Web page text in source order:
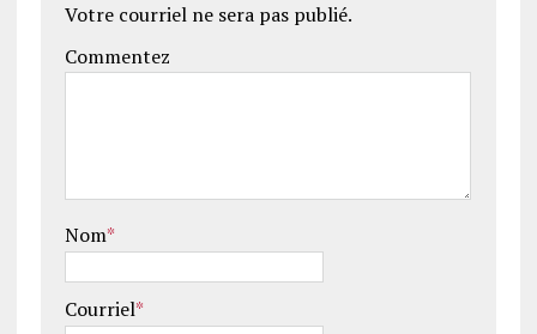
Votre courriel ne sera pas publié.
Commentez
Nom*
Courriel*